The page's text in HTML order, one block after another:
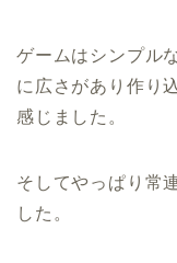
ゲームはシンプル
に広さがあり作り
感じました。
そしてやっぱり常
した。